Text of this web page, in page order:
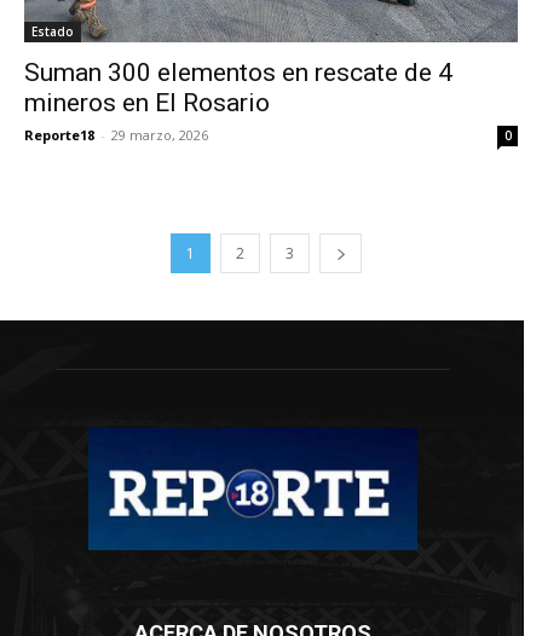
Estado
Suman 300 elementos en rescate de 4
mineros en El Rosario
Reporte18 - 29 marzo, 2026 0
1 2 3